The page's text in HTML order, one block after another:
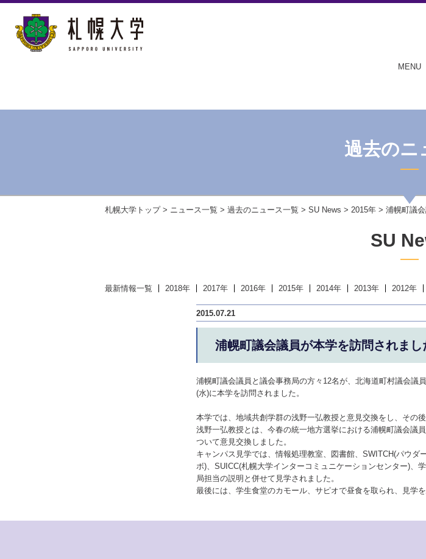
MENU
過去のニ
札幌大学トップ> ニュース一覧 > 過去のニュース一覧 > SU News > 2015年 > 浦幌町議
SU
最新情報一覧 2018年 2017年 2016年 2015年 2014年 2013年 2012年
2015.07.21
浦幌町議会議員が本学を訪問されまし
浦幌町議会議員と議会事務局の方々12名が、北海道町村議会議
(水)に本学を訪問されました。
本学では、地域共創学群の浅野一弘教授と意見交換をし、その
浅野一弘教授とは、今春の統一地方選挙における浦幌町議会議
ついて意見交換しました。
キャンパス見学では、情報処理教室、図書館、SWITCH(パウダ
ボ)、SUICC(札幌大学インターコミュニケーションセンター)、
局担当の説明と併せて見学されました。
最後には、学生食堂のカモール、サピオで昼食を取られ、見学を